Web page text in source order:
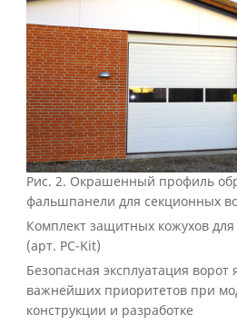
Рис. 2. Окрашенный профиль
фальшпанели для секционных
Комплект защитных кожухов
(арт. PC-Kit)
Безопасная эксплуатация ворот
важнейших приоритетов при
конструкции и разработке